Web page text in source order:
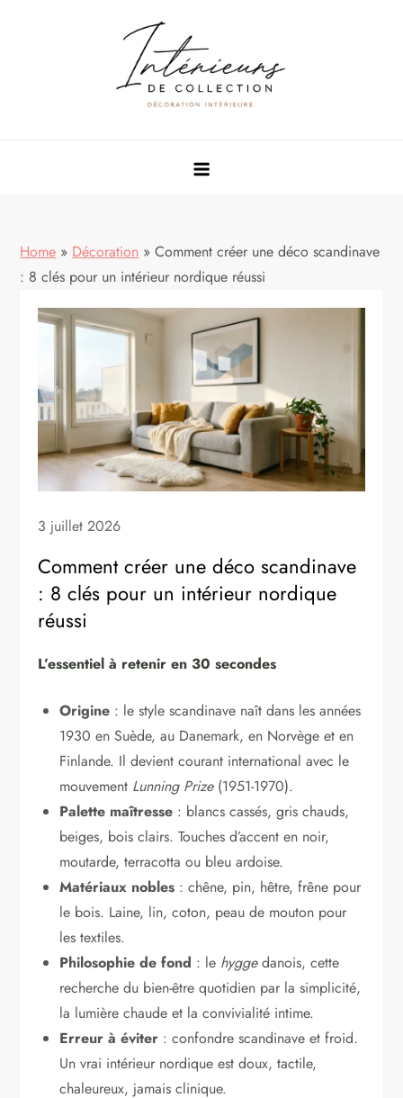
Home » Décoration » Comment créer une déco scandinave
: 8 clés pour un intérieur nordique réussi
3 juillet 2026
Comment créer une déco scandinave
: 8 clés pour un intérieur nordique
réussi
L’essentiel à retenir en 30 secondes
Origine : le style scandinave naît dans les années
1930 en Suède, au Danemark, en Norvège et en
Finlande. Il devient courant international avec le
mouvement Lunning Prize(1951-1970).
Palette maîtresse : blancs cassés, gris chauds,
beiges, bois clairs. Touches d’accent en noir,
moutarde, terracotta ou bleu ardoise.
Matériaux nobles : chêne, pin, hêtre, frêne pour
le bois. Laine, lin, coton, peau de mouton pour
les textiles.
Philosophie de fond : le hyggedanois, cette
recherche du bien-être quotidien par la simplicité,
la lumière chaude et la convivialité intime.
Erreur à éviter : confondre scandinave et froid.
Un vrai intérieur nordique est doux, tactile,
chaleureux, jamais clinique.